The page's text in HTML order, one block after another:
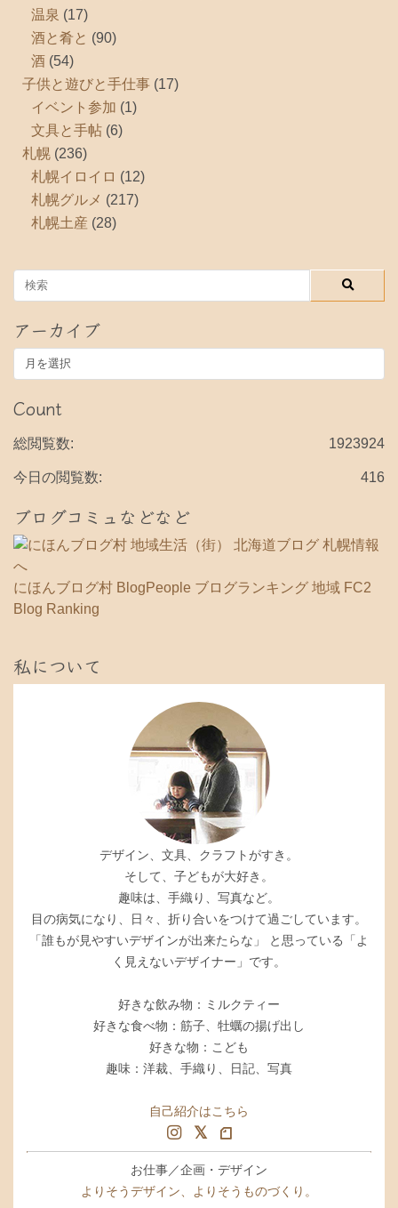
温泉 (17)
酒と肴と (90)
酒 (54)
子供と遊びと手仕事 (17)
イベント参加 (1)
文具と手帖 (6)
札幌 (236)
札幌イロイロ (12)
札幌グルメ (217)
札幌土産 (28)
アーカイブ
ー
カ
ブ
Count
1923924
総閲覧数:
416
今日の閲覧数:
ブログコミュなどなど
にほんブログ村 BlogPeople ブログランキング 地域 FC2
Blog Ranking
私について
デザイン、文具、クラフトがすき。
そして、子どもが大好き。
趣味は、手織り、写真など。
目の病気になり、日々、折り合いをつけて過ごしています。
「誰もが見やすいデザインが出来たらな」 と思っている「よ
く見えないデザイナー」です。
好きな飲み物：ミルクティー
好きな食べ物：筋子、牡蠣の揚げ出し
好きな物：こども
趣味：洋裁、手織り、日記、写真
自己紹介はこちら
お仕事／企画・デザイン
よりそうデザイン、よりそうものづくり。